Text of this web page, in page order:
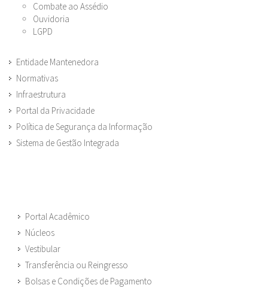
Combate ao Assédio
Ouvidoria
LGPD
Entidade Mantenedora
Normativas
Infraestrutura
Portal da Privacidade
Política de Segurança da Informação
Sistema de Gestão Integrada
Portal Acadêmico
Núcleos
Vestibular
Transferência ou Reingresso
Bolsas e Condições de Pagamento